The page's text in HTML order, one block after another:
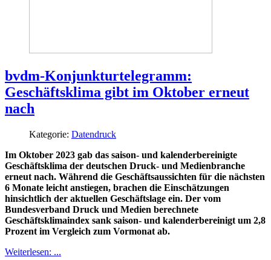
bvdm-Konjunkturtelegramm:
Geschäftsklima gibt im Oktober erneut
nach
Kategorie: Datendruck
Im Oktober 2023 gab das saison- und kalenderbereinigte
Geschäftsklima der deutschen Druck- und Medienbranche
erneut nach. Während die Geschäftsaussichten für die nächsten
6 Monate leicht anstiegen, brachen die Einschätzungen
hinsichtlich der aktuellen Geschäftslage ein. Der vom
Bundesverband Druck und Medien berechnete
Geschäftsklimaindex sank saison- und kalenderbereinigt um 2,8
Prozent im Vergleich zum Vormonat ab.
Weiterlesen: ...